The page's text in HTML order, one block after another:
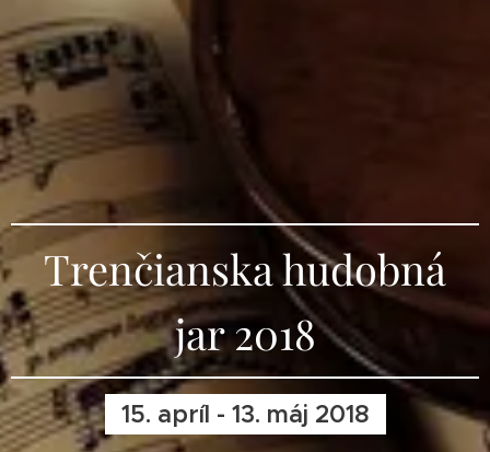
Trenčianska hudobná
jar 2018
15. apríl - 13. máj 2018